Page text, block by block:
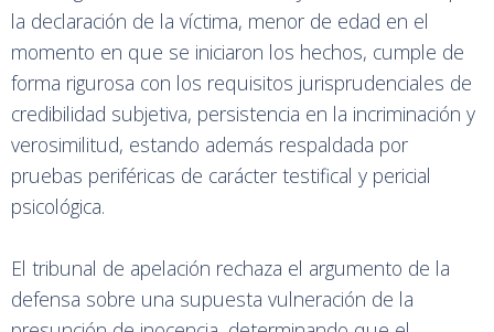
la declaración de la víctima, menor de edad en el
momento en que se iniciaron los hechos, cumple de
forma rigurosa con los requisitos jurisprudenciales de
credibilidad subjetiva, persistencia en la incriminación y
verosimilitud, estando además respaldada por
pruebas periféricas de carácter testifical y pericial
psicológica.
El tribunal de apelación rechaza el argumento de la
defensa sobre una supuesta vulneración de la